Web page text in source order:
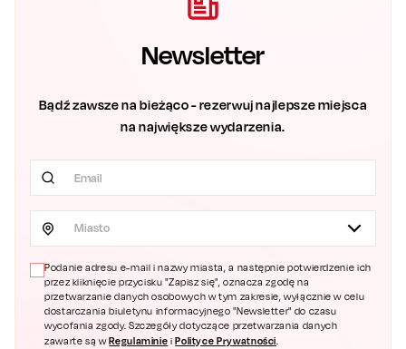
Newsletter
Bądź zawsze na bieżąco - rezerwuj najlepsze miejsca
na największe wydarzenia.
Miasto
Podanie adresu e-mail i nazwy miasta, a następnie potwierdzenie ich
przez kliknięcie przycisku "Zapisz się", oznacza zgodę na
przetwarzanie danych osobowych w tym zakresie, wyłącznie w celu
dostarczania biuletynu informacyjnego "Newsletter" do czasu
wycofania zgody. Szczegóły dotyczące przetwarzania danych
zawarte są wRegulaminie i Polityce Prywatności.